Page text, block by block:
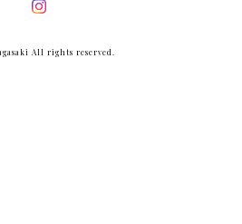
All rights reserved.